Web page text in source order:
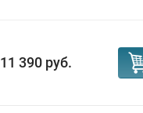
11 390 руб.